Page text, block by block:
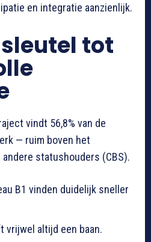
en integratie aanzienlijk.
tot
vindt 56,8% van de
— ruim boven het
andere statushouders (CBS).
B1 vinden duidelijk sneller
vrijwel altijd een baan.